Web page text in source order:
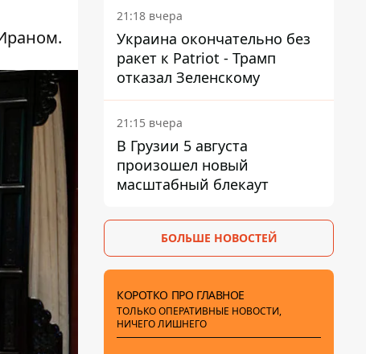
21:18 вчера
Украина окончательно без
ракет к Patriot - Трамп
отказал Зеленскому
21:15 вчера
В Грузии 5 августа
произошел новый
масштабный блекаут
БОЛЬШЕ НОВОСТЕЙ
КОРОТКО ПРО ГЛАВНОЕ
ТОЛЬКО ОПЕРАТИВНЫЕ НОВОСТИ,
НИЧЕГО ЛИШНЕГО